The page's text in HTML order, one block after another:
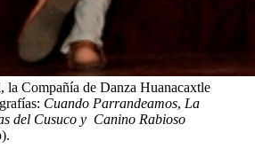
la Compañía de Danza Huanacaxtle
Cuando Parrandeamos, La
del Cusuco y Canino Rabioso